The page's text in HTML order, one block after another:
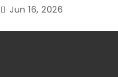
Jun 16, 2026